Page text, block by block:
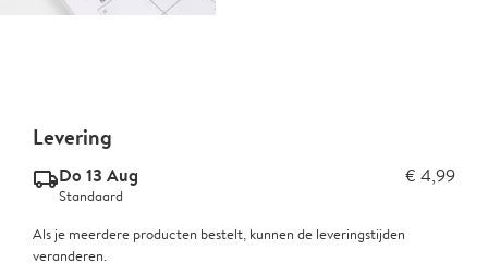
Levering
delivery_standard_v2Do 13 Aug € 4,99
Standaard
Als je meerdere producten bestelt, kunnen de leveringstijden
veranderen.